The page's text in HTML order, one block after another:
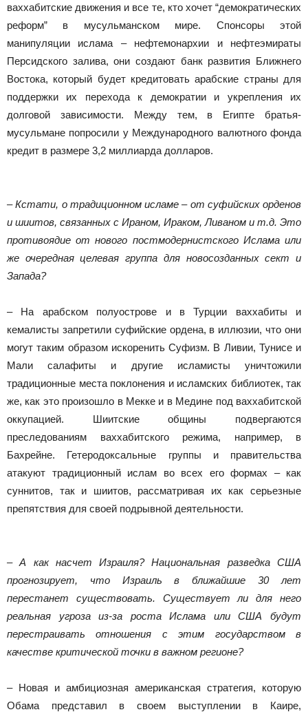
ваххабитские движения и все те, кто хочет “демократических
реформ” в мусульманском мире. Спонсоры этой
манипуляции ислама – нефтемонархии и нефтеэмираты
Персидского залива, они создают банк развития Ближнего
Востока, который будет кредитовать арабские страны для
поддержки их перехода к демократии и укрепления их
долговой зависимости. Между тем, в Египте братья-
мусульмане попросили у Международного валютного фонда
кредит в размере 3,2 миллиарда долларов.
– Кстати, о традиционном исламе – от суфийских орденов
и шиитов, связанных с Ираном, Ираком, Ливаном и т.д. Это
противоядие от нового постмодернистского Ислама или
же очередная целевая группа для новосозданных сект и
Запада?
– На арабском полуострове и в Турции ваххабиты и
кемалисты запретили суфийские ордена, в иллюзии, что они
могут таким образом искоренить Суфизм. В Ливии, Тунисе и
Мали салафиты и другие исламисты уничтожили
традиционные места поклонения и исламских библиотек, так
же, как это произошло в Мекке и в Медине под ваххабитской
оккупацией. Шиитские общины подвергаются
преследованиям ваххабитского режима, например, в
Бахрейне. Гетеродоксальные группы и правительства
атакуют традиционный ислам во всех его формах – как
суннитов, так и шиитов, рассматривая их как серьезные
препятствия для своей подрывной деятельности.
– А как насчет Израиля? Национальная разведка США
прогнозирует, что Израиль в ближайшие 30 лет
перестанет существовать. Существует ли для него
реальная угроза из-за роста Ислама или США будут
перестраивать отношения с этим государством в
качестве критической точки в важном регионе?
– Новая и амбициозная американская стратегия, которую
Обама представил в своем выступлении в Каире,